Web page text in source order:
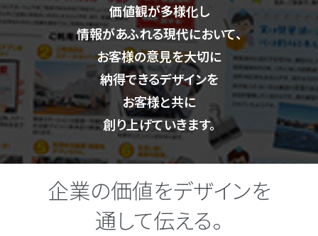
価値観が多様化し
情報があふれる現代において、
お客様の意見を大切に
納得できるデザインを
お客様と共に
創り上げていきます。
企業の価値をデザインを
通して伝える。